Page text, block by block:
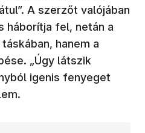
A szerzőt valójában
háborítja fel, netán a
hanem a
„Úgy látszik
igenis fenyeget